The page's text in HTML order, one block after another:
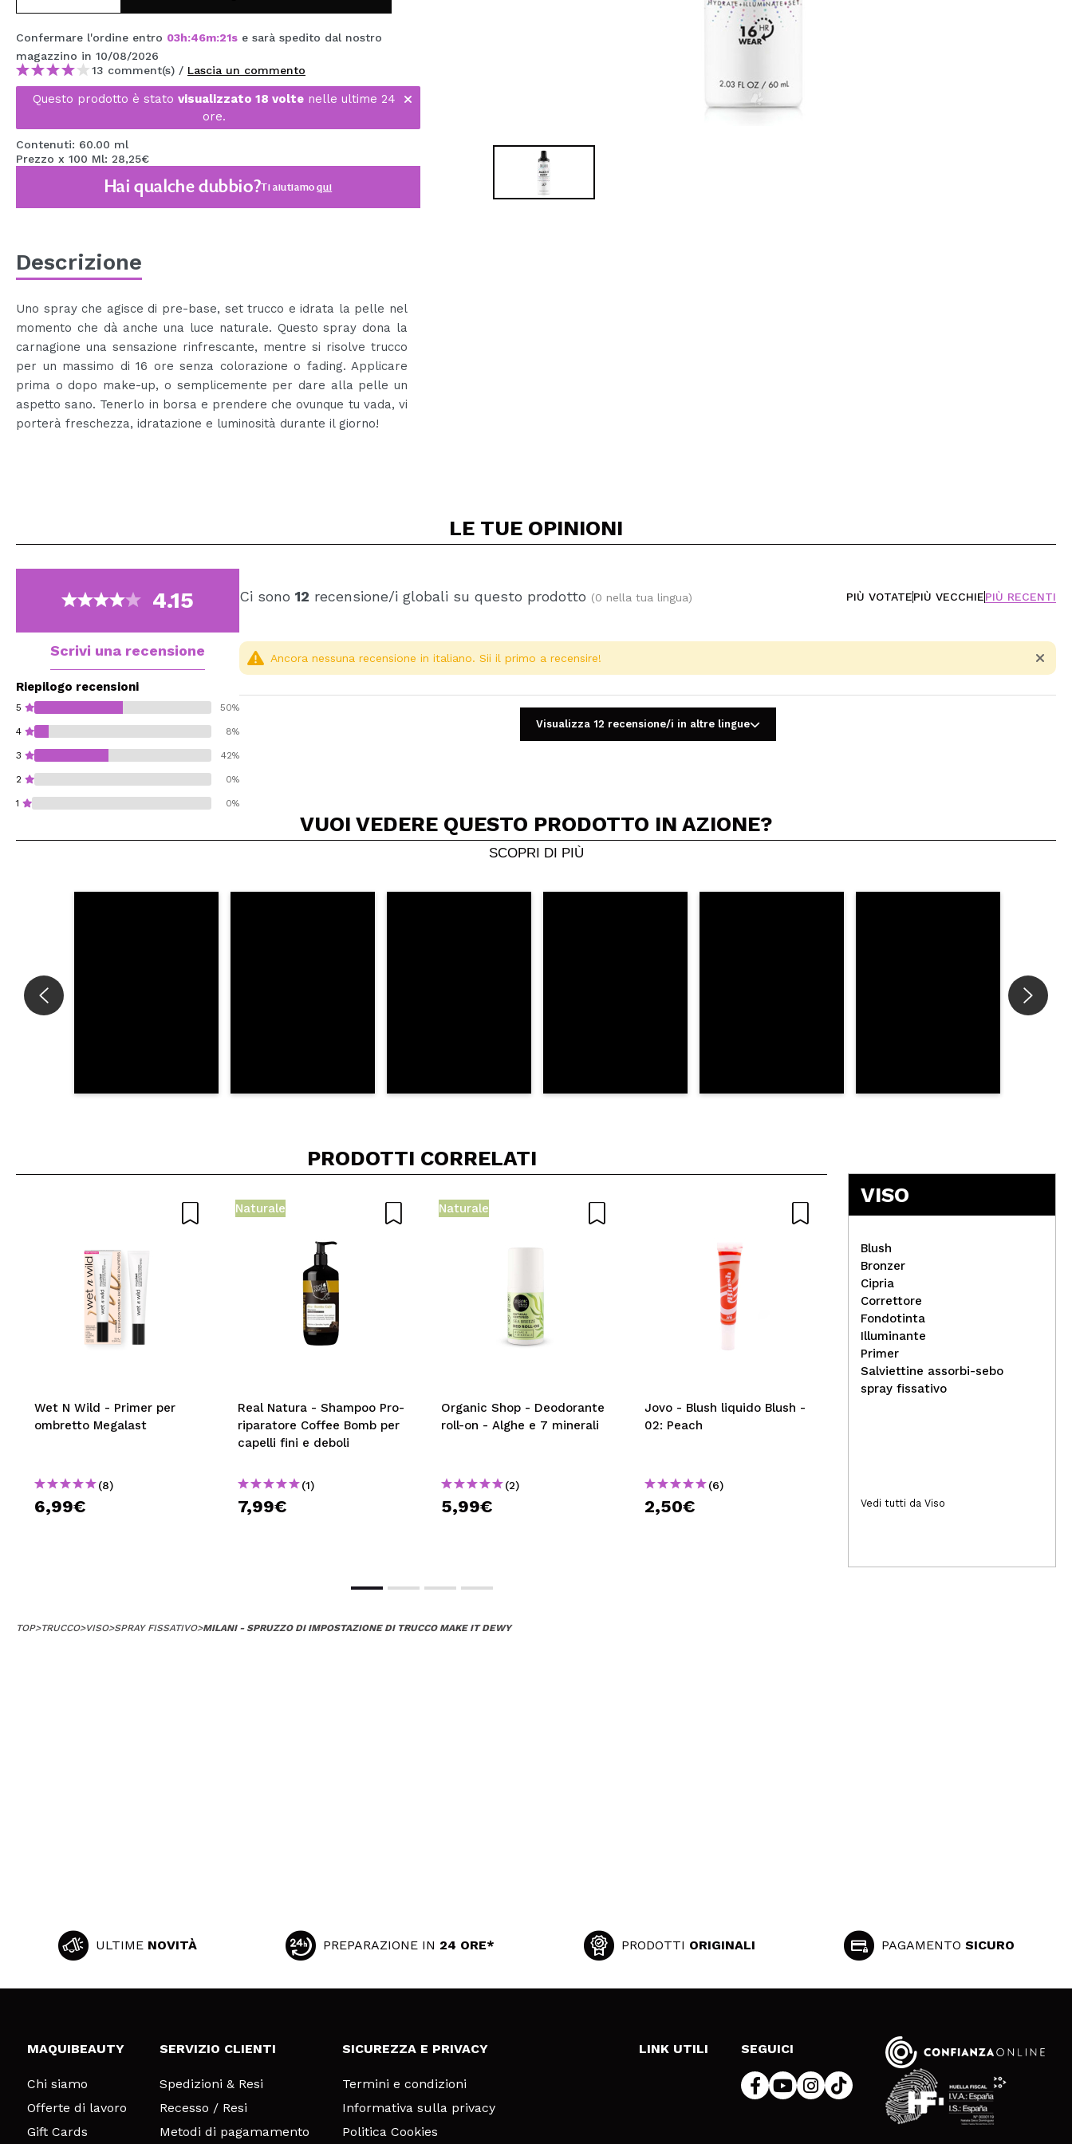
MAQUIFARMA
KOREA ZONE
TRAVEL SIZE
NATURE
SPECIALE
PROSSIMAMENTE
CREARE UN ACCOUNT
Confermare l'ordine entro 03h:46m:21s e sarà spedito dal nostro
magazzino in 10/08/2026
13 comment(s) / Lascia un commento
Questo prodotto è stato visualizzato 18 volte nelle ultime 24
ore.
Contenuti: 60.00 ml
Prezzo x 100 Ml: 28,25€
Hai qualche dubbio?Ti aiutiamoqui
Descrizione
Uno spray che agisce di pre-base, set trucco e idrata la pelle nel
momento che dà anche una luce naturale. Questo spray dona la
carnagione una sensazione rinfrescante, mentre si risolve trucco
per un massimo di 16 ore senza colorazione o fading. Applicare
prima o dopo make-up, o semplicemente per dare alla pelle un
aspetto sano. Tenerlo in borsa e prendere che ovunque tu vada, vi
porterà freschezza, idratazione e luminosità durante il giorno!
LE TUE OPINIONI
4.15
Scrivi una recensione
Riepilogo recensioni
5 50%
4 8%
3 42%
2 0%
1 0%
Ci sono 12 recensione/i globali su questo prodotto (0 nella tua lingua) PIÙ VOTATEPIÙ VECCHIEPIÙ RECENTI
Condividi un video o una foto
Il tuo video potrebbe essere il primo. Immaginalo...
5/5
Ancora nessuna recensione in italiano. Sii il primo a recensire!
Visualizza 12 recensione/i in altre lingue
VUOI VEDERE QUESTO PRODOTTO IN AZIONE?
SCOPRI DI PIÙ
PRODOTTI CORRELATI
Wet N Wild - Primer per
ombretto Megalast
(8)
6,99€
Naturale
Real Natura - Shampoo Pro-
riparatore Coffee Bomb per
capelli fini e deboli
(1)
7,99€
Naturale
Organic Shop - Deodorante
roll-on - Alghe e 7 minerali
(2)
5,99€
Jovo - Blush liquido Blush -
02: Peach
(6)
2,50€
Revolution - Fard in mousse
- Grapefruit Coral
5,49€
VISO
Blush
Bronzer
Cipria
Correttore
Fondotinta
Illuminante
Primer
Salviettine assorbi-sebo
spray fissativo
Vedi tutti da Viso
TOP>TRUCCO>VISO>SPRAY FISSATIVO>MILANI - SPRUZZO DI IMPOSTAZIONE DI TRUCCO MAKE IT DEWY
ULTIME NOVITÀ PREPARAZIONE IN 24 ORE* PRODOTTI ORIGINALI PAGAMENTO SICURO
MAQUIBEAUTY
Chi siamo
Offerte di lavoro
Gift Cards
SERVIZIO CLIENTI
Spedizioni & Resi
Recesso / Resi
Metodi di pagamamento
SICUREZZA E PRIVACY
Termini e condizioni
Informativa sulla privacy
Politica Cookies
LINK UTILI SEGUICI